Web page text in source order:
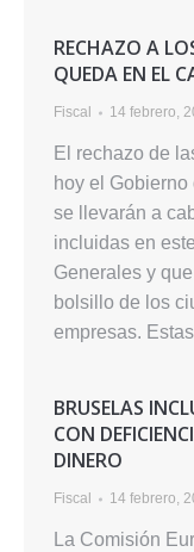
RECHAZO A
QUEDA EN EL
Fiscal 14 febrero,
El rechazo de
hoy el
se llevarán a
incluidas en
Generales y
bolsillo de los
empresas.
BRUSELAS
CON
DINERO
Fiscal 14 febrero,
La Comisión